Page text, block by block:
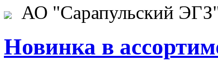
АО "Сарапульский
Новинка в